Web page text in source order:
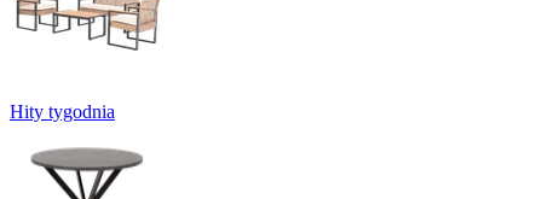
Hity tygodnia